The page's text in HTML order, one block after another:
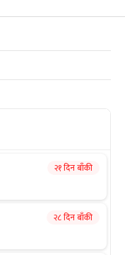
२१ दिन बाँकी
२८ दिन बाँकी